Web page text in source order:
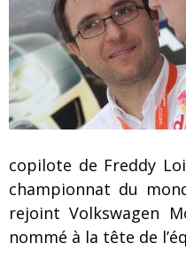
copilote de Freddy
championnat du
rejoint Volkswagen
nommé à la tête de